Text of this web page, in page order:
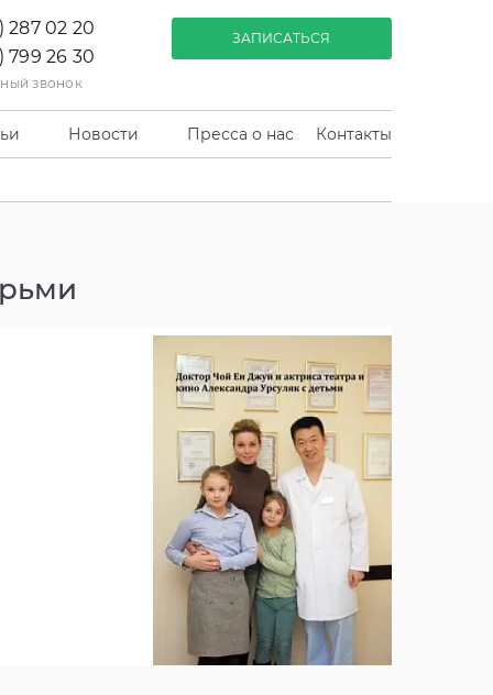
287 02 20
799 26 30
звонок
ЗАПИСАТЬСЯ
Новости Пресса о нас Контакты